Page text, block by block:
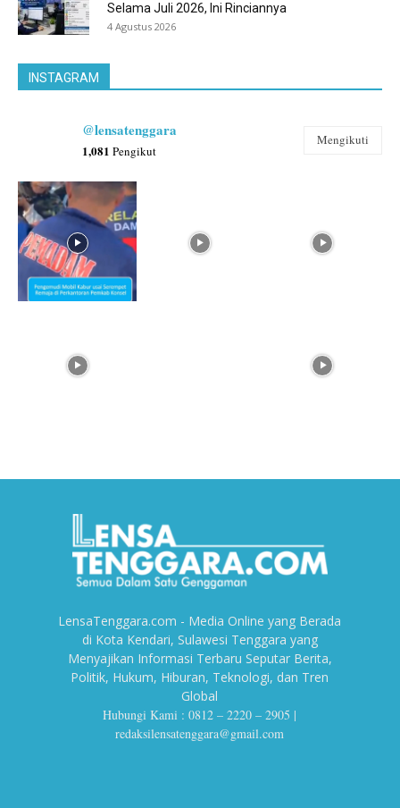
Selama Juli 2026, Ini Rinciannya
4 Agustus 2026
INSTAGRAM
@lensatenggara
1,081 Pengikut
Mengikuti
LensaTenggara.com - Media Online yang Berada
di Kota Kendari, Sulawesi Tenggara yang
Menyajikan Informasi Terbaru Seputar Berita,
Politik, Hukum, Hiburan, Teknologi, dan Tren
Global
Hubungi Kami : 0812 – 2220 – 2905 |
redaksilensatenggara@gmail.com